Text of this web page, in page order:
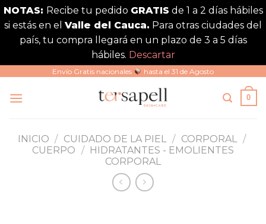
NOTAS: Recibe tu pedido GRATIS de 1 a 2 días hábiles
si estás en el Valle del Cauca. Para otras ciudades del
país, tu compra llegará en un plazo de 3 a 5 días
hábiles. Descartar
contenido
Envío Gratis nacionales hasta el 31 de Agosto
0
INICIO / CUIDADO DE LA PIEL / CORPORAL /
CUERPO /
HIDRATANTES - EMOLIENTES
CORPORAL